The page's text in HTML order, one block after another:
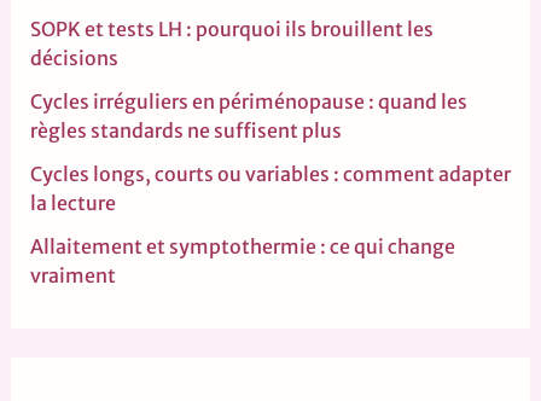
SOPK et tests LH : pourquoi ils brouillent les
décisions
Cycles irréguliers en périménopause : quand les
règles standards ne suffisent plus
Cycles longs, courts ou variables : comment adapter
la lecture
Allaitement et symptothermie : ce qui change
vraiment